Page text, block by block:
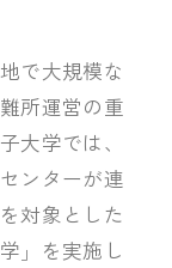
で大規模な
所運営の重
大学では、
ンターが連
対象とした
」を実施し